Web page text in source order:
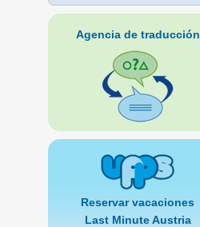
Agencia de traducción
Reservar vacaciones
Last Minute Austria